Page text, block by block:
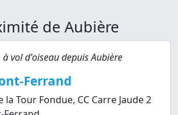
de Aubière
vol d'oiseau depuis Aubière
Ferrand
Tour Fondue, CC Carre Jaude 2